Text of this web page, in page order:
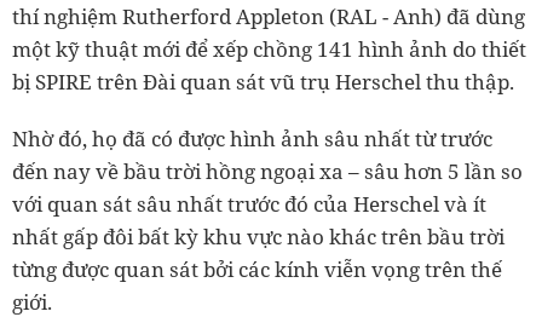
thí nghiệm Rutherford Appleton (RAL - Anh) đã dùng
một kỹ thuật mới để xếp chồng 141 hình ảnh do thiết
bị SPIRE trên Đài quan sát vũ trụ Herschel thu thập.
Nhờ đó, họ đã có được hình ảnh sâu nhất từ trước
đến nay về bầu trời hồng ngoại xa – sâu hơn 5 lần so
với quan sát sâu nhất trước đó của Herschel và ít
nhất gấp đôi bất kỳ khu vực nào khác trên bầu trời
từng được quan sát bởi các kính viễn vọng trên thế
giới.